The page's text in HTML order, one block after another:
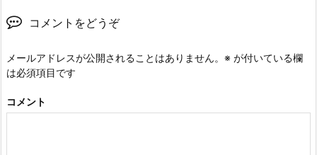
コメントをどうぞ
メールアドレスが公開されることはありません。 ※ が付いている欄
は必須項目です
コメント